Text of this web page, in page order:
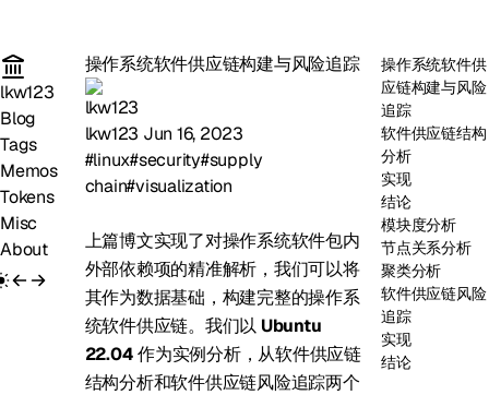
lkw123
Blog
Tags
Memos
Tokens
Misc
About
操作系统软件供
应链构建与风险
追踪
软件供应链结构
分析
实现
结论
模块度分析
节点关系分析
聚类分析
软件供应链风险
追踪
实现
结论
操作系统软件供应链构建与风险追踪
lkw123 Jun 16, 2023
#linux#security#supply
chain#visualization
上篇博文实现了对操作系统软件包内
外部依赖项的精准解析，我们可以将
其作为数据基础，构建完整的操作系
统软件供应链。我们以 Ubuntu
22.04作为实例分析，从软件供应链
结构分析和软件供应链风险追踪两个